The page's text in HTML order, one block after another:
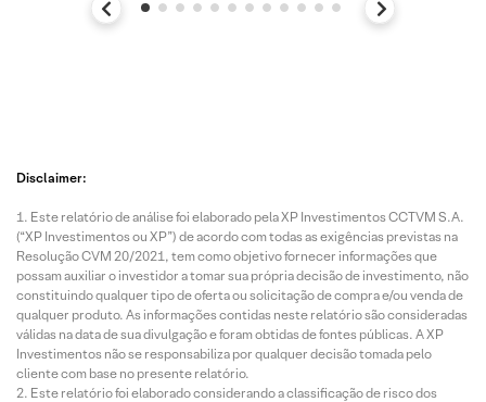
Disclaimer:
Este relatório de análise foi elaborado pela XP Investimentos CCTVM S.A.
(“XP Investimentos ou XP”) de acordo com todas as exigências previstas na
Resolução CVM 20/2021, tem como objetivo fornecer informações que
possam auxiliar o investidor a tomar sua própria decisão de investimento, não
constituindo qualquer tipo de oferta ou solicitação de compra e/ou venda de
qualquer produto. As informações contidas neste relatório são consideradas
válidas na data de sua divulgação e foram obtidas de fontes públicas. A XP
Investimentos não se responsabiliza por qualquer decisão tomada pelo
cliente com base no presente relatório.
Este relatório foi elaborado considerando a classificação de risco dos